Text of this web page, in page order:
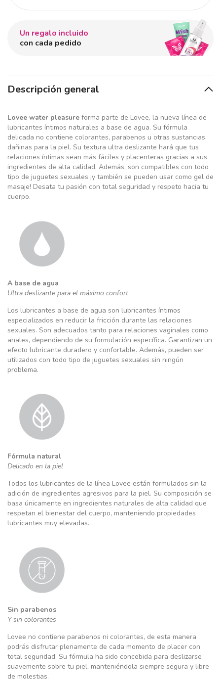
Un regalo incluido
con cada pedido
Descripción general
Lovee water pleasure forma parte de Lovee, la nueva línea de
lubricantes íntimos naturales a base de agua. Su fórmula
delicada no contiene colorantes, parabenos u otras sustancias
dañinas para la piel. Su textura ultra deslizante hará que tus
relaciones íntimas sean más fáciles y placenteras gracias a sus
ingredientes de alta calidad. Además, son compatibles con todo
tipo de juguetes sexuales ¡y también se pueden usar como gel de
masaje! Desata tu pasión con total seguridad y respeto hacia tu
cuerpo.
A base de agua
Ultra deslizante para el máximo confort
Los lubricantes a base de agua son lubricantes íntimos
especializados en reducir la fricción durante las relaciones
sexuales. Son adecuados tanto para relaciones vaginales como
anales, dependiendo de su formulación específica. Garantizan un
efecto lubricante duradero y confortable. Además, pueden ser
utilizados con todo tipo de juguetes sexuales sin ningún
problema.
Fórmula natural
Delicado en la piel
Todos los lubricantes de la línea Lovee están formulados sin la
adición de ingredientes agresivos para la piel. Su composición se
basa únicamente en ingredientes naturales de alta calidad que
respetan el bienestar del cuerpo, manteniendo propiedades
lubricantes muy elevadas.
Sin parabenos
Y sin colorantes
Lovee no contiene parabenos ni colorantes, de esta manera
podrás disfrutar plenamente de cada momento de placer con
total seguridad. Su fórmula ha sido concebida para deslizarse
suavemente sobre tu piel, manteniéndola siempre segura y libre
de molestias.